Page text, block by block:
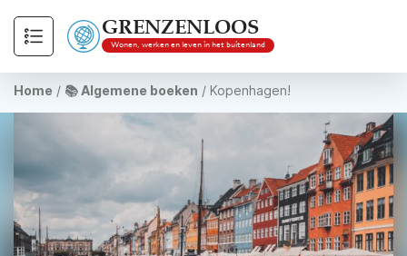
GRENZENLOOS
Wonen, werken en leven in het buitenland
Home / 📚 Algemene boeken / Kopenhagen!